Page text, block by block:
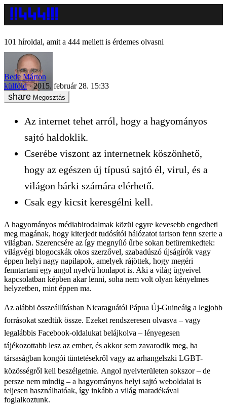
101 híroldal, amit a 444 mellett is érdemes olvasni
Bede Márton
külföld
2015. február 28. 15:33
Megosztás
Az internet tehet arról, hogy a hagyományos
sajtó haldoklik.
Cserébe viszont az internetnek köszönhető,
hogy az egészen új típusú sajtó él, virul, és a
világon bárki számára elérhető.
Csak egy kicsit keresgélni kell.
A hagyományos médiabirodalmak közül egyre kevesebb engedheti
meg magának, hogy kiterjedt tudósítói hálózatot tartson fenn szerte a
világban. Szerencsére az így megnyíló űrbe sokan betüremkedtek:
világvégi blogocskák okos szerzővel, szabadúszó újságírók vagy
éppen helyi nagy napilapok, amelyek rájöttek, hogy megéri
fenntartani egy angol nyelvű honlapot is. Aki a világ ügyeivel
kapcsolatban képben akar lenni, soha nem volt olyan kényelmes
helyzetben, mint éppen ma.
Az alábbi összeállításban Nicaraguától Pápua Új-Guineáig a legjobb
forrásokat szedtük össze. Ezeket rendszeresen olvasva – vagy
legalábbis Facebook-oldalukat belájkolva – lényegesen
tájékozottabb lesz az ember, és akkor sem zavarodik meg, ha
társaságban kongói tüntetésekről vagy az arhangelszki LGBT-
közösségről kell beszélgetnie. Angol nyelvterületen sokszor – de
persze nem mindig – a hagyományos helyi sajtó weboldalai is
teljesen használhatóak, így inkább a világ maradékával
foglalkoztunk.